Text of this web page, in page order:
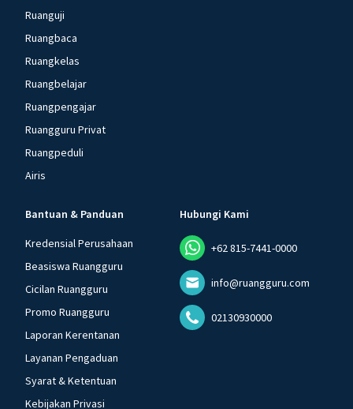
Ruanguji
Ruangbaca
Ruangkelas
Ruangbelajar
Ruangpengajar
Ruangguru Privat
Ruangpeduli
Airis
Bantuan & Panduan
Kredensial Perusahaan
Beasiswa Ruangguru
Cicilan Ruangguru
Promo Ruangguru
Laporan Kerentanan
Layanan Pengaduan
Syarat & Ketentuan
Kebijakan Privasi
Hubungi Kami
+62 815-7441-0000
info@ruangguru.com
02130930000